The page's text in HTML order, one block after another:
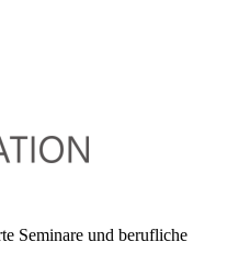
Seminare und berufliche